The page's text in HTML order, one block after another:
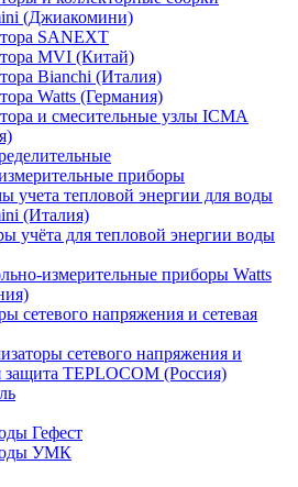
(Джиакомини)
SANEXT
MVI (Китай)
Bianchi (Италия)
Watts (Германия)
и смесительные узлы ICMA
приборы
учета тепловой энергии для воды
(Италия)
учёта для тепловой энергии воды
измерительные приборы Watts
сетевого напряжения и сетевая
сетевого напряжения и
защита TEPLOCOM (Россия)
Гефест
УМК